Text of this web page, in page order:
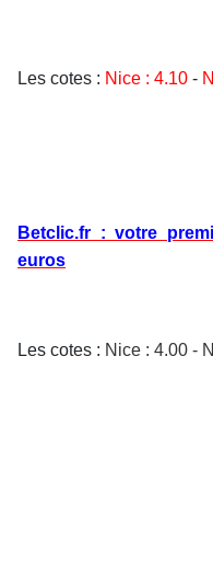
Les cotes : Nice : 4.10 -
Betclic.fr : votre
euros
Les cotes : Nice : 4.00 -